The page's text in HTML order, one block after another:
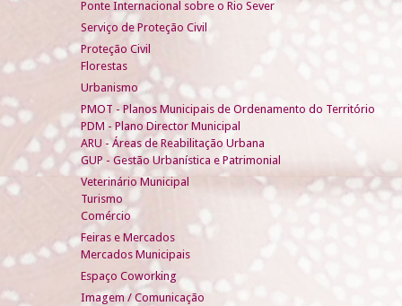
Ponte Internacional sobre o Rio Sever
Serviço de Proteção Civil
Proteção Civil
Florestas
Urbanismo
PMOT - Planos Municipais de Ordenamento do Território
PDM - Plano Director Municipal
ARU - Áreas de Reabilitação Urbana
GUP - Gestão Urbanística e Patrimonial
Veterinário Municipal
Turismo
Comércio
Feiras e Mercados
Mercados Municipais
Espaço Coworking
Imagem / Comunicação